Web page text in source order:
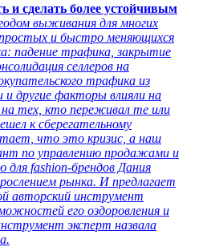
и сделать более устойчивым
выживания для многих
и быстро меняющихся
падение трафика, закрытие
селлеров на
трафика из
и другие факторы влияли на
на тех, кто переживал те или
к сберегательному
что это кризис, а наш
по управлению продажами и
для fashion-брендов Дания
рынка. И предлагает
авторский инструмент
его оздоровления и
эксперт назвала